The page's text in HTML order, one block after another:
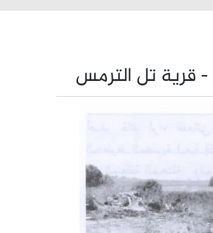
- قرية تل الترمس